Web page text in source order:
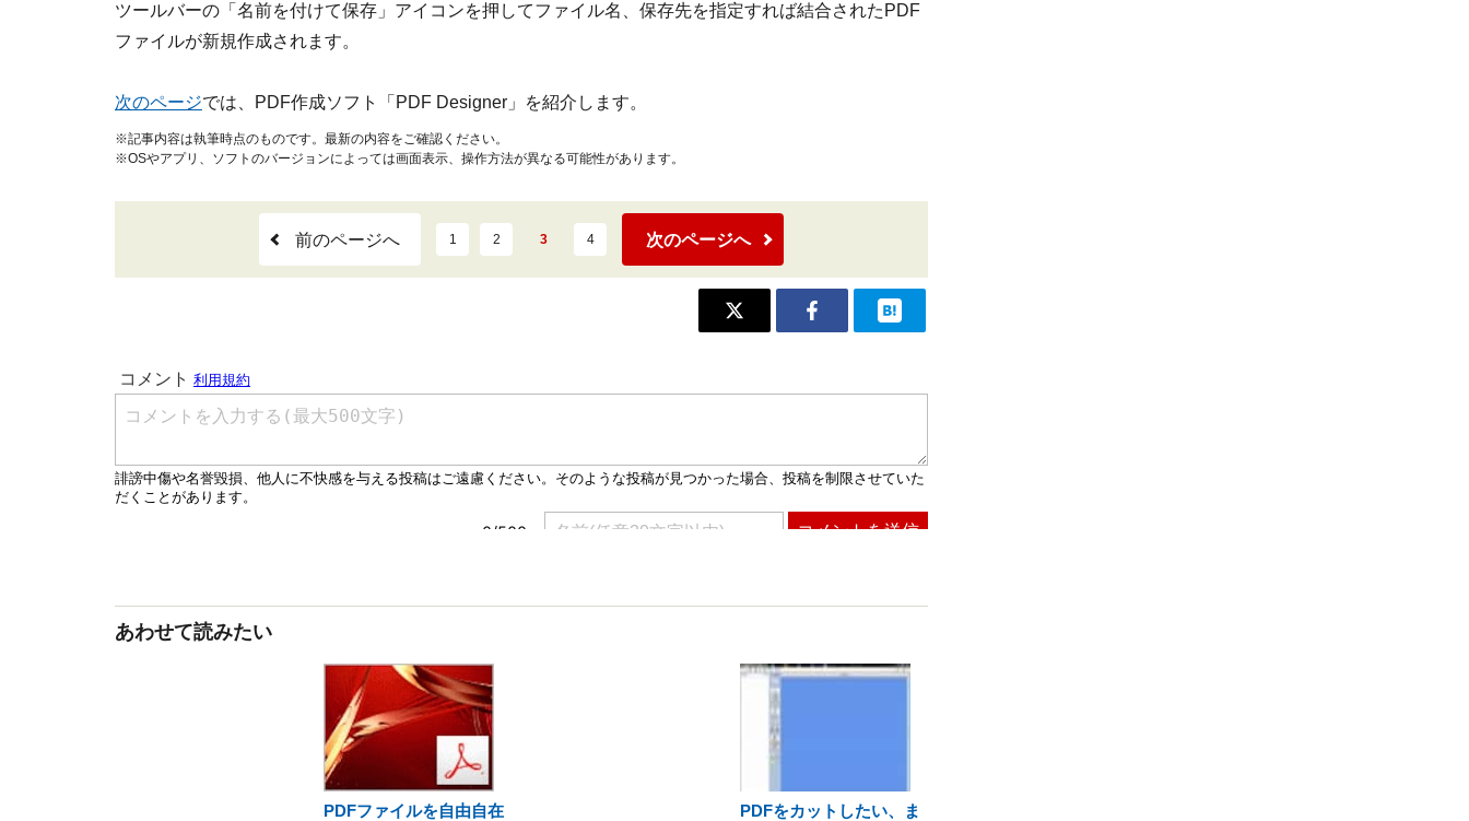
ツールバーの「名前を付けて保存」アイコンを押してファイル名、保存先を指定すれば結合されたPDF
ファイルが新規作成されます。
次のページでは、PDF作成ソフト「PDF Designer」を紹介します。
※記事内容は執筆時点のものです。最新の内容をご確認ください。
※OSやアプリ、ソフトのバージョンによっては画面表示、操作方法が異なる可能性があります。
前のページへ 1 2 3 4 次のページへ
あわせて読みたい
PDFファイルを自由自在
PDFをカットしたい、ま